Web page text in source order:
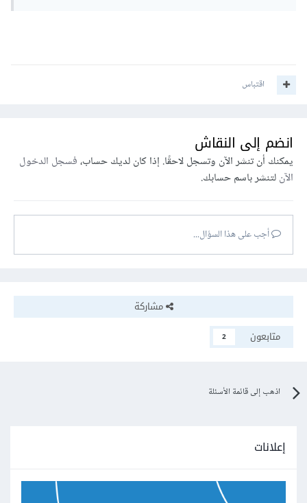
اقتباس
انضم إلى النقاش
يمكنك أن تنشر الآن وتسجل لاحقًا. إذا كان لديك حساب،فسجل الدخول
الآنلتنشر باسم حسابك.
أجب على هذا السؤال...
مشاركة
متابعون
2
اذهب إلى قائمة الأسئلة
إعلانات